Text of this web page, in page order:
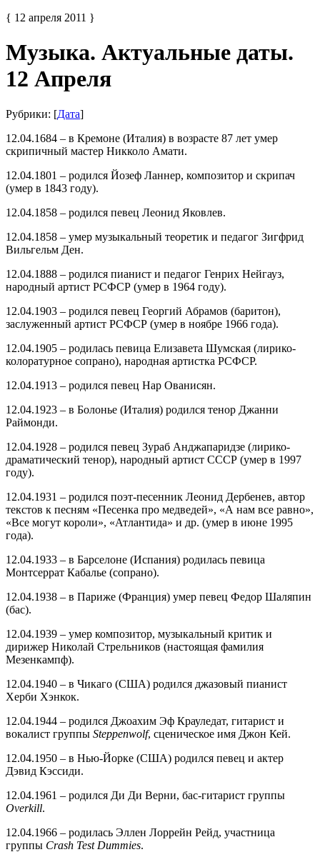
{ 12 апреля 2011 }
Музыка. Актуальные даты.
12 Апреля
Рубрики: [Дата]
12.04.1684 – в Кремоне (Италия) в возрасте 87 лет умер
скрипичный мастер Никколо Амати.
12.04.1801 – родился Йозеф Ланнер, композитор и скрипач
(умер в 1843 году).
12.04.1858 – родился певец Леонид Яковлев.
12.04.1858 – умер музыкальный теоретик и педагог Зигфрид
Вильгельм Ден.
12.04.1888 – родился пианист и педагог Генрих Нейгауз,
народный артист РСФСР (умер в 1964 году).
12.04.1903 – родился певец Георгий Абрамов (баритон),
заслуженный артист РСФСР (умер в ноябре 1966 года).
12.04.1905 – родилась певица Елизавета Шумская (лирико-
колоратурное сопрано), народная артистка РСФСР.
12.04.1913 – родился певец Нар Ованисян.
12.04.1923 – в Болонье (Италия) родился тенор Джанни
Раймонди.
12.04.1928 – родился певец Зураб Анджапаридзе (лирико-
драматический тенор), народный артист СССР (умер в 1997
году).
12.04.1931 – родился поэт-песенник Леонид Дербенев, автор
текстов к песням «Песенка про медведей», «А нам все равно»,
«Все могут короли», «Атлантида» и др. (умер в июне 1995
года).
12.04.1933 – в Барселоне (Испания) родилась певица
Монтсеррат Кабалье (сопрано).
12.04.1938 – в Париже (Франция) умер певец Федор Шаляпин
(бас).
12.04.1939 – умер композитор, музыкальный критик и
дирижер Николай Стрельников (настоящая фамилия
Мезенкампф).
12.04.1940 – в Чикаго (США) pодился джазовый пианист
Хеpби Хэнкок.
12.04.1944 – родился Джоахим Эф Крауледат, гитарист и
вокалист группы Steppenwolf, сценическое имя Джон Кей.
12.04.1950 – в Нью-Йорке (США) pодился певец и актер
Дэвид Кэссиди.
12.04.1961 – родился Ди Ди Верни, бас-гитарист группы
Overkill.
12.04.1966 – родилась Эллен Лоррейн Рейд, участница
группы Crash Test Dummies.